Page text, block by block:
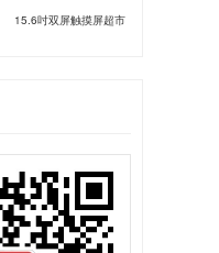
15.6吋双屏触摸屏超市